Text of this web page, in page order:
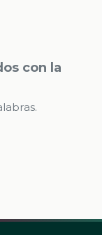
con la